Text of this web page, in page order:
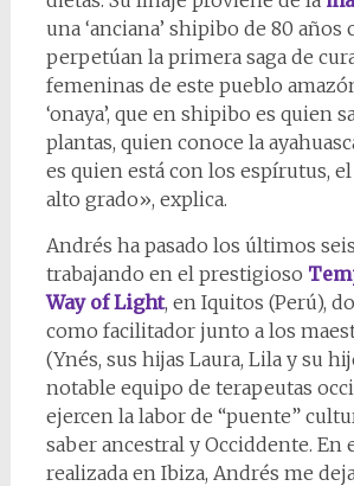
una ‘anciana’ shipibo de 80 años
perpetúan la primera saga de
femeninas de este pueblo
‘onaya’, que en shipibo es quien
plantas, quien conoce la
es quien está con los espírutus,
alto grado», explica.
Andrés ha pasado los últimos
trabajando en el prestigioso
Way of Light, en Iquitos (Perú),
como facilitador junto a los
(Ynés, sus hijas Laura, Lila y su
notable equipo de terapeutas
ejercen la labor de “puente”
saber ancestral y Occiddente. En
realizada en Ibiza, Andrés me